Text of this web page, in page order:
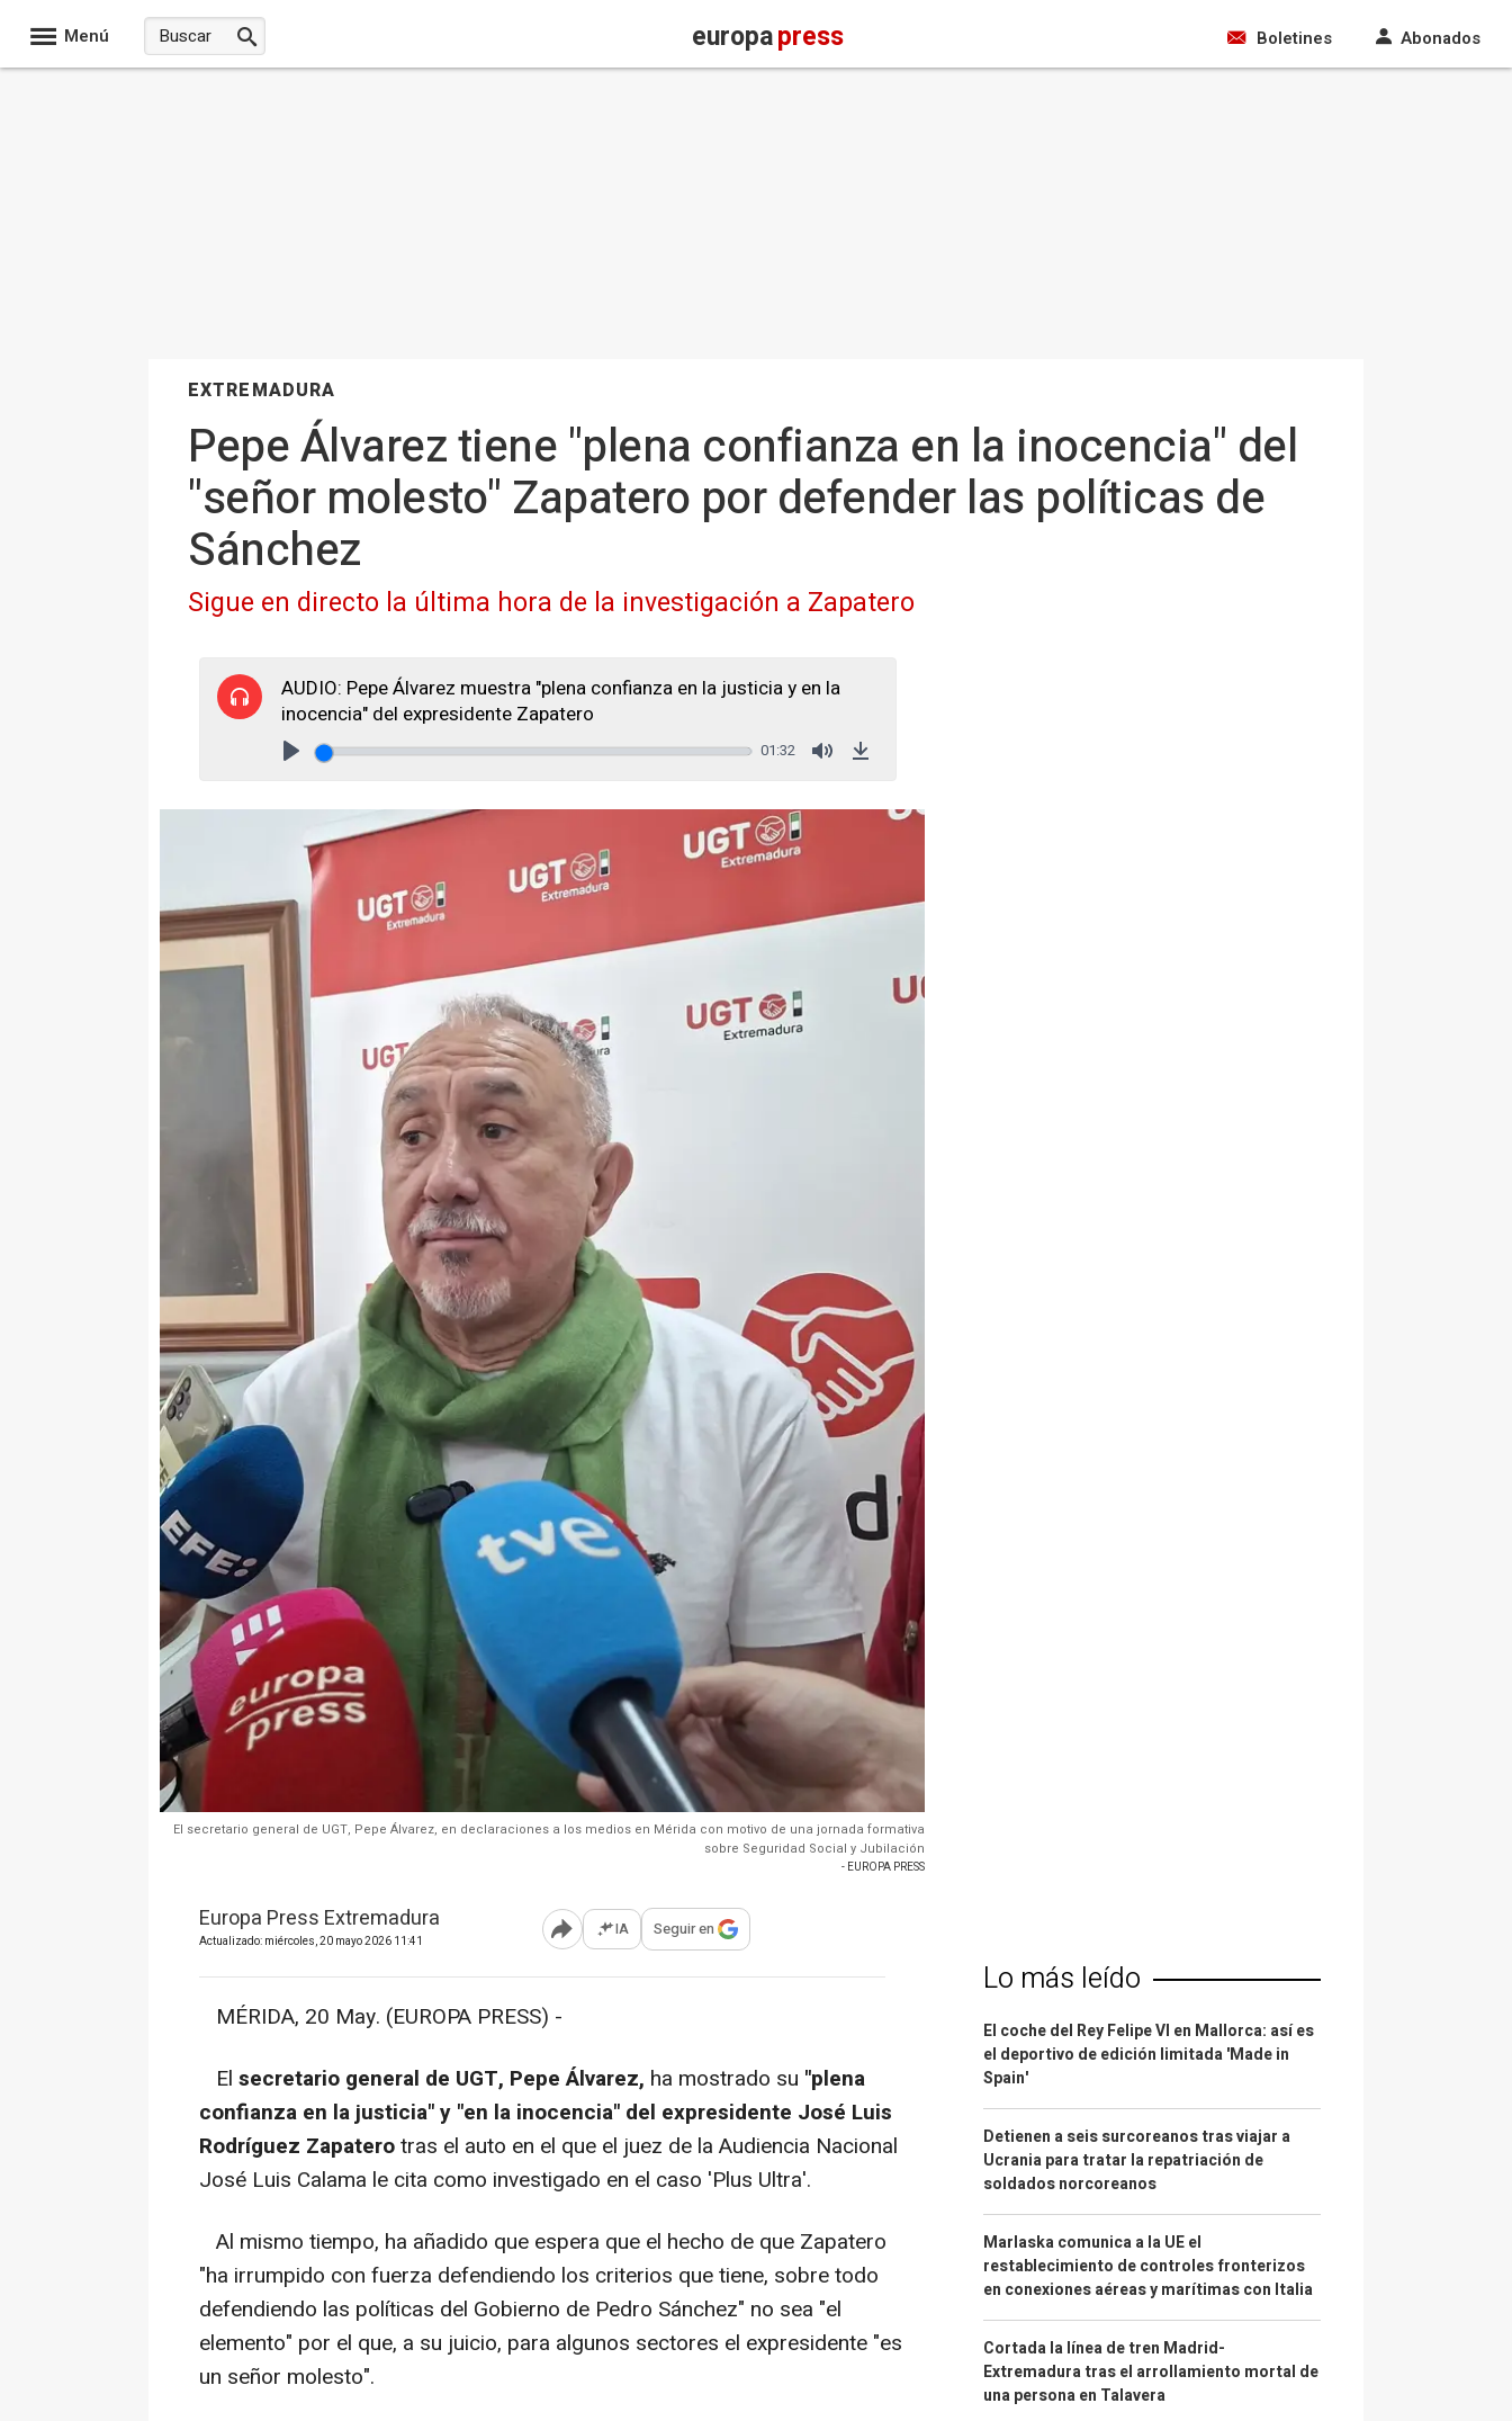
Menú europapress Boletines Abonados
EXTREMADURA
Pepe Álvarez tiene "plena confianza en la inocencia" del
"señor molesto" Zapatero por defender las políticas de
Sánchez
Sigue en directo la última hora de la investigación a Zapatero
AUDIO: Pepe Álvarez muestra "plena confianza en la justicia y en la
inocencia" del expresidente Zapatero
01:32
El secretario general de UGT, Pepe Álvarez, en declaraciones a los medios en Mérida con motivo de una jornada formativa
sobre Seguridad Social y Jubilación
- EUROPA PRESS
Europa Press Extremadura
Actualizado: miércoles, 20 mayo 2026 11:41 Abrir opciones para compartir
IA Seguir en
MÉRIDA, 20 May. (EUROPA PRESS) -
El secretario general de UGT, Pepe Álvarez, ha mostrado su "plena
confianza en la justicia" y "en la inocencia" del expresidente José Luis
Rodríguez Zapaterotras el auto en el que el juez de la Audiencia Nacional
José Luis Calama le cita como investigado en el caso 'Plus Ultra'.
Al mismo tiempo, ha añadido que espera que el hecho de que Zapatero
"ha irrumpido con fuerza defendiendo los criterios que tiene, sobre todo
defendiendo las políticas del Gobierno de Pedro Sánchez" no sea "el
elemento" por el que, a su juicio, para algunos sectores el expresidente "es
un señor molesto".
Lo más leído
El coche del Rey Felipe VI en Mallorca: así es
el deportivo de edición limitada 'Made in
Spain'
Detienen a seis surcoreanos tras viajar a
Ucrania para tratar la repatriación de
soldados norcoreanos
Marlaska comunica a la UE el
restablecimiento de controles fronterizos
en conexiones aéreas y marítimas con Italia
Cortada la línea de tren Madrid-
Extremadura tras el arrollamiento mortal de
una persona en Talavera